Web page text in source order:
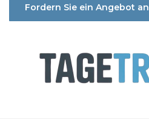
Fordern Sie ein Angebot an